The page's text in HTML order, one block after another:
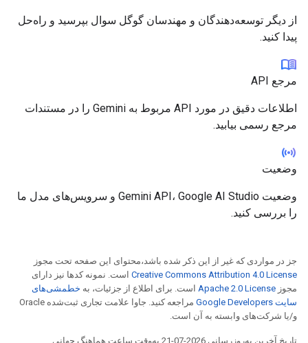
از دیگر توسعه‌دهندگان و مهندسان گوگل سوال بپرسید و راه‌حل
پیدا کنید.
menu_book
مرجع API
اطلاعات دقیق در مورد API مربوط به Gemini را در مستندات
مرجع رسمی بیابید.
sensors
وضعیت
وضعیت Gemini API، Google AI Studio و سرویس‌های مدل ما
را بررسی کنید.
جز در مواردی که غیر از این ذکر شده باشد،‌محتوای این صفحه تحت مجوز
Creative Commons Attribution 4.0 License است. نمونه کدها نیز دارای
مجوز Apache 2.0 License است. برای اطلاع از جزئیات، به خطمشی‌های
سایت Google Developers‏
مراجعه کنید. جاوا علامت تجاری ثبت‌شده Oracle
و/یا شرکت‌های وابسته به آن است.
تاریخ آخرین به‌روزرسانی 2026-07-21 به‌وقت ساعت هماهنگ جهانی.